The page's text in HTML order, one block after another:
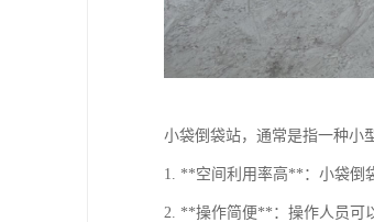
小袋倒袋站，通常是指一种小
1. **空间利用率高**：小袋倒
2. **操作简便**：操作人员可